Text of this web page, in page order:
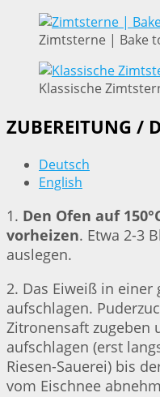
Zimtsterne | Bake
Klassische
ZUBEREITUNG /
Deutsch
English
1. Den Ofen auf
vorheizen. Etwa 2-3
auslegen.
2. Das Eiweiß in
aufschlagen.
Zitronensaft zugeben
aufschlagen (erst
Riesen-Sauerei) bis
vom Eischnee